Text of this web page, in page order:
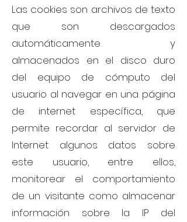
Las cookies son archivos de texto
que son descargados
automáticamente y
almacenados en el disco duro
del equipo de cómputo del
usuario al navegar en una página
de internet específica, que
permite recordar al servidor de
Internet algunos datos sobre
este usuario, entre ellos,
monitorear el comportamiento
de un visitante como almacenar
información sobre la IP del